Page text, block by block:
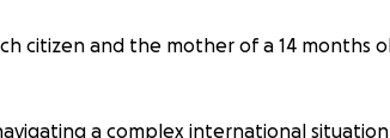
citizen and the mother of a 14 months
a complex international